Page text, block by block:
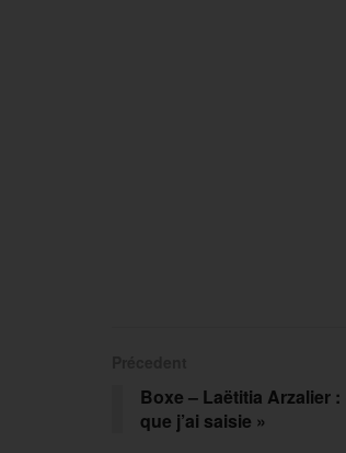
Boxe – Laëtitia Arzalier
que j’ai saisie »